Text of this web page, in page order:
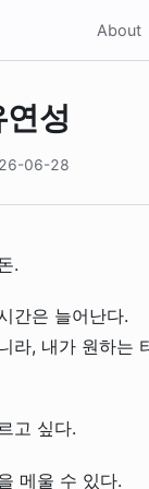
About
성
06-28
.
간은 늘어난다.
라, 내가 원하는
고 싶다.
메울 수 있다.